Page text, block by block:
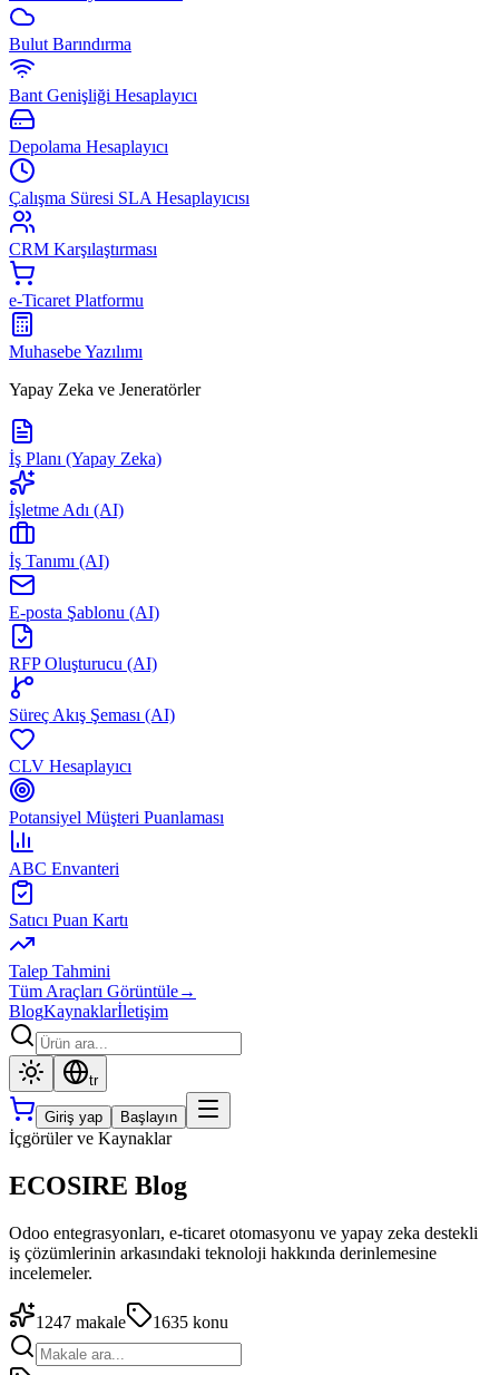
Bulut Barındırma
Bant Genişliği Hesaplayıcı
Depolama Hesaplayıcı
Çalışma Süresi SLA Hesaplayıcısı
CRM Karşılaştırması
e-Ticaret Platformu
Muhasebe Yazılımı
Yapay Zeka ve Jeneratörler
İş Planı (Yapay Zeka)
İşletme Adı (AI)
İş Tanımı (AI)
E-posta Şablonu (AI)
RFP Oluşturucu (AI)
Süreç Akış Şeması (AI)
CLV Hesaplayıcı
Potansiyel Müşteri Puanlaması
ABC Envanteri
Satıcı Puan Kartı
Talep Tahmini
Tüm Araçları Görüntüle→
BlogKaynaklarİletişim
tr
Giriş yap Başlayın
İçgörüler ve Kaynaklar
ECOSIRE Blog
Odoo entegrasyonları, e-ticaret otomasyonu ve yapay zeka destekli
iş çözümlerinin arkasındaki teknoloji hakkında derinlemesine
incelemeler.
1247 makale 1635 konu